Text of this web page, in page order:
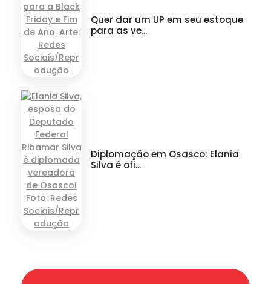
Quer dar um UP em seu estoque
para as ve...
Diplomação em Osasco: Elania
Silva é ofi...